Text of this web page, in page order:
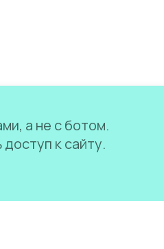
а не с ботом.
к сайту.